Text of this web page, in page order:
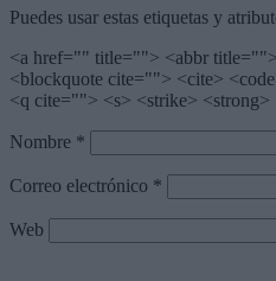
Puedes usar estas etiquetas y
<a href="" title=""> <abbr
<blockquote cite=""> <cite>
<q cite=""> <s> <strike> <strong>
Nombre *
Correo electrónico *
Web